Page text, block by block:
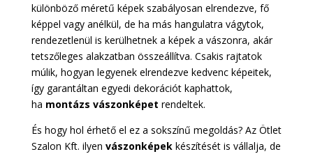
különböző méretű képek szabályosan elrendezve, fő
képpel vagy anélkül, de ha más hangulatra vágytok,
rendezetlenül is kerülhetnek a képek a vászonra, akár
tetszőleges alakzatban összeállítva. Csakis rajtatok
múlik, hogyan legyenek elrendezve kedvenc képeitek,
így garantáltan egyedi dekorációt kaphattok,
ha montázs vászonképet rendeltek.
És hogy hol érhető el ez a sokszínű megoldás? Az Ötlet
Szalon Kft. ilyen vászonképekkészítését is vállalja, de